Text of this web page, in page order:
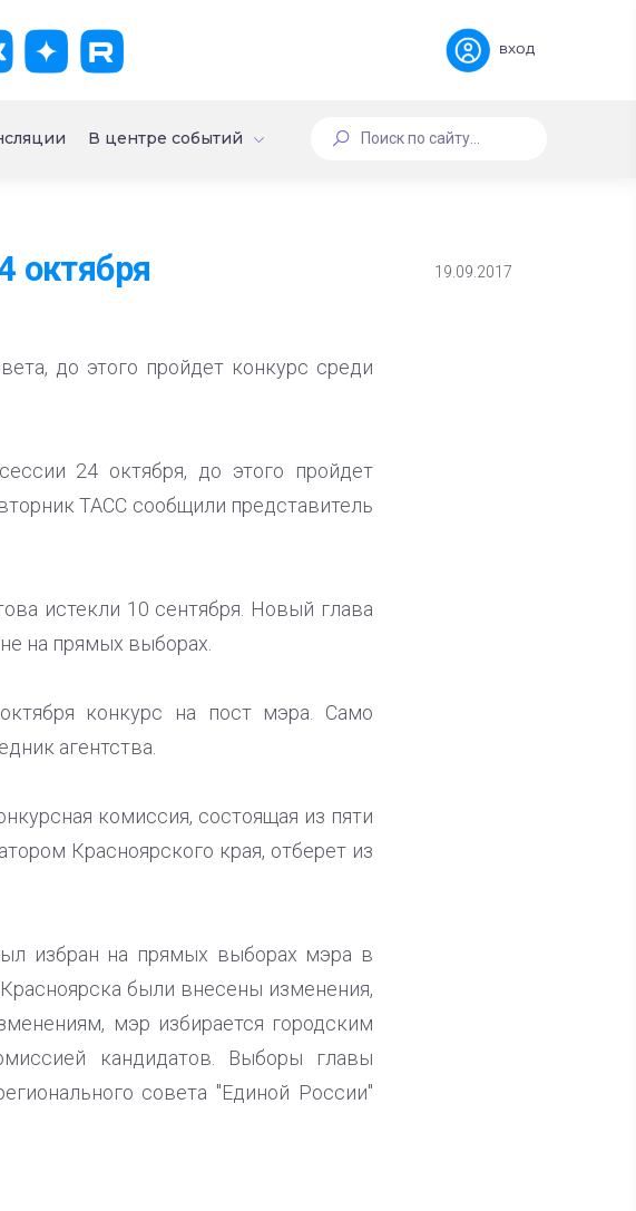
вход
В центре событий
октября 19.09.2017
до этого пройдет конкурс среди
24 октября, до этого пройдет
ТАСС сообщили представитель
истекли 10 сентября. Новый глава
на прямых выборах.
конкурс на пост мэра. Само
агентства.
комиссия, состоящая из пяти
Красноярского края, отберет из
избран на прямых выборах мэра в
были внесены изменения,
мэр избирается городским
кандидатов. Выборы главы
совета "Единой России"